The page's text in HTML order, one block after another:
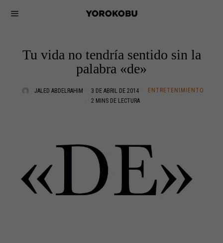
Tu vida no tendría sentido sin la
palabra «de»
JALED ABDELRAHIM 3 DE ABRIL DE 2014
ENTRETENIMIENTO
2 MINS DE LECTURA